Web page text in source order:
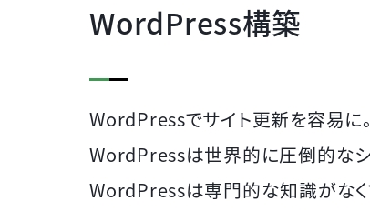
WordPress構築
WordPressでサイト更新を容易に。
WordPressは世界的に圧倒的なシ
WordPressは専門的な知識がなく